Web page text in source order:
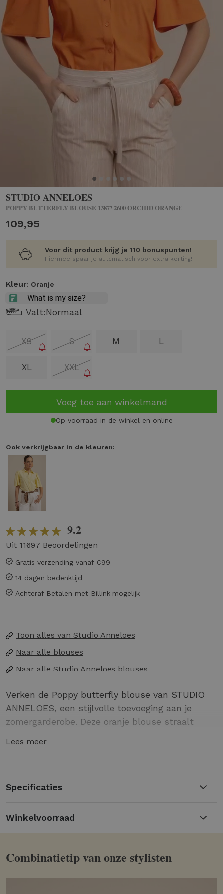
STUDIO ANNELOES
POPPY BUTTERFLY BLOUSE 13877 2600 ORCHID ORANGE
109,95
Voor dit product krijg je 110 bonuspunten!
Hiermee spaar je automatisch voor extra korting!
Kleur: Oranje
Valt:Normaal
XS S M L
XL XXL
Voeg toe aan winkelmand
Op voorraad in de winkel en online
Ook verkrijgbaar in de kleuren:
9.2
Uit 11697 Beoordelingen
Gratis verzending vanaf €99,-
14 dagen bedenktijd
Achteraf Betalen met Billink mogelijk
Toon alles van Studio Anneloes
Naar alle blouses
Naar alle Studio Anneloes blouses
Verken de Poppy butterfly blouse van STUDIO
ANNELOES, een stijlvolle toevoeging aan je
zomergarderobe. Deze oranje blouse straalt
Nederland.
de zomer.
rokken voor een casual of chique look.
Ontdek het zelf en maak jouw outfit compleet!
Lees meer
Specificaties
Winkelvoorraad
Combinatietip van onze stylisten